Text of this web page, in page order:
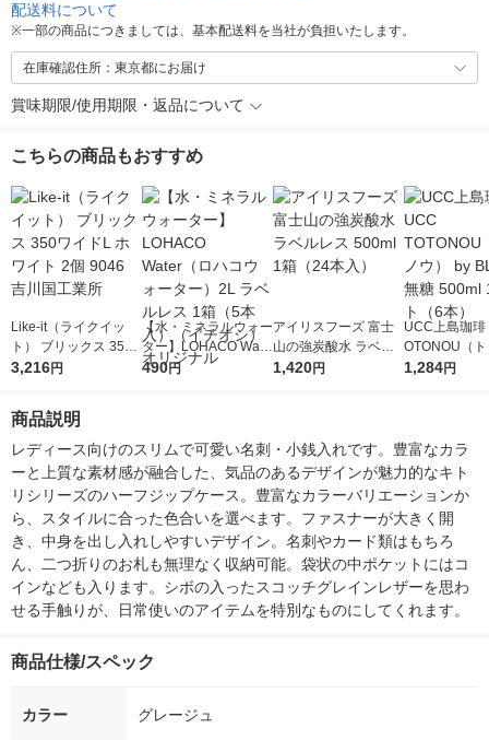
配送料について
※一部の商品につきましては、基本配送料を当社が負担いたします。
在庫確認住所：東京都にお届け
賞味期限/使用期限・返品について
こちらの商品もおすすめ
Like-it（ライクイッ
ト） ブリックス 350
ワイドL ホワイト 2個
3,216円
【水・ミネラルウォー
ター】LOHACO Wate
r（ロハコウォータ
490円
アイリスフーズ 富士
山の強炭酸水 ラベル
レス 500ml 1箱（24
1,420円
UCC上島珈琲
OTONOU（
ウ） by
1,284円
商品説明
レディース向けのスリムで可愛い名刺・小銭入れです。豊富なカラ
ーと上質な素材感が融合した、気品のあるデザインが魅力的なキト
リシリーズのハーフジップケース。豊富なカラーバリエーションか
ら、スタイルに合った色合いを選べます。ファスナーが大きく開
き、中身を出し入れしやすいデザイン。名刺やカード類はもちろ
ん、二つ折りのお札も無理なく収納可能。袋状の中ポケットにはコ
インなども入ります。シボの入ったスコッチグレインレザーを思わ
せる手触りが、日常使いのアイテムを特別なものにしてくれます。
商品仕様/スペック
カラー グレージュ